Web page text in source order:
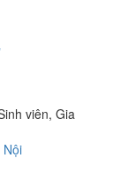
viên, Gia
Nội